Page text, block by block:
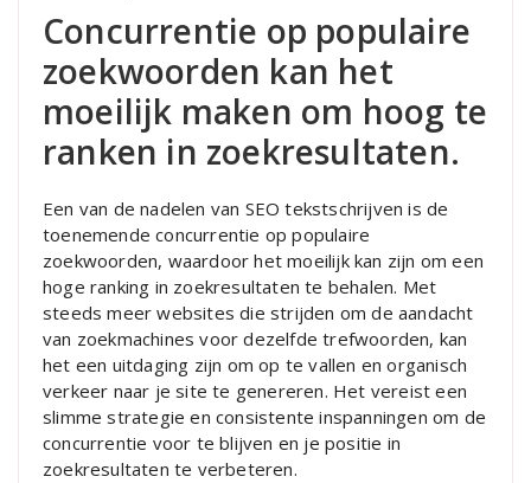
Concurrentie op populaire
zoekwoorden kan het
moeilijk maken om hoog te
ranken in zoekresultaten.
Een van de nadelen van SEO tekstschrijven is de
toenemende concurrentie op populaire
zoekwoorden, waardoor het moeilijk kan zijn om een
hoge ranking in zoekresultaten te behalen. Met
steeds meer websites die strijden om de aandacht
van zoekmachines voor dezelfde trefwoorden, kan
het een uitdaging zijn om op te vallen en organisch
verkeer naar je site te genereren. Het vereist een
slimme strategie en consistente inspanningen om de
concurrentie voor te blijven en je positie in
zoekresultaten te verbeteren.